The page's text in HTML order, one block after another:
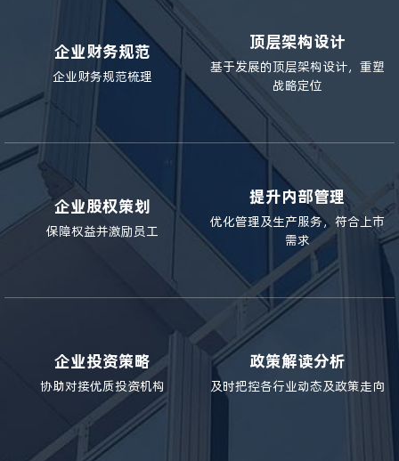
企业财务规范
企业财务规范梳理
顶层架构设计
基于发展的顶层架构设计，重塑
战略定位
企业股权策划
保障权益并激励员工
提升内部管理
优化管理及生产服务，符合上市
需求
企业投资策略
协助对接优质投资机构
政策解读分析
及时把控各行业动态及政策走向